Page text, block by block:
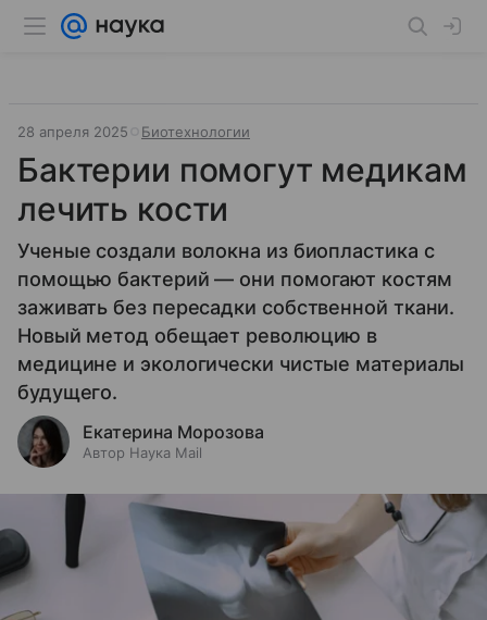
28 апреля 2025 Биотехнологии
Бактерии помогут медикам
лечить кости
Ученые создали волокна из биопластика с
помощью бактерий — они помогают костям
заживать без пересадки собственной ткани.
Новый метод обещает революцию в
медицине и экологически чистые материалы
будущего.
Екатерина Морозова
Автор Наука Mail